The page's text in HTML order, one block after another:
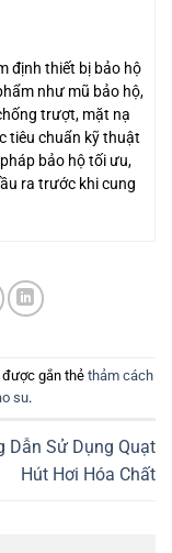
định thiết bị bảo hộ
như mũ bảo hộ,
trượt, mặt nạ
tiêu chuẩn kỹ thuật
bảo hộ tối ưu,
ra trước khi cung
được gắn thẻ thảm cách
su.
Dẫn Sử Dụng Quạt
Hút Hơi Hóa Chất